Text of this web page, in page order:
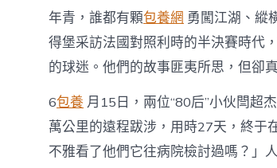
年青，誰都有顆包養網 勇闖江湖、縱
得堡采訪法國對照利時的半決賽時代
的球迷。他們的故事匪夷所思，但卻
6包養 月15日，兩位“80后”小伙閆超
萬公里的遠程跋涉，用時27天，終于
不雅看了他們它往病院檢討過嗎？」